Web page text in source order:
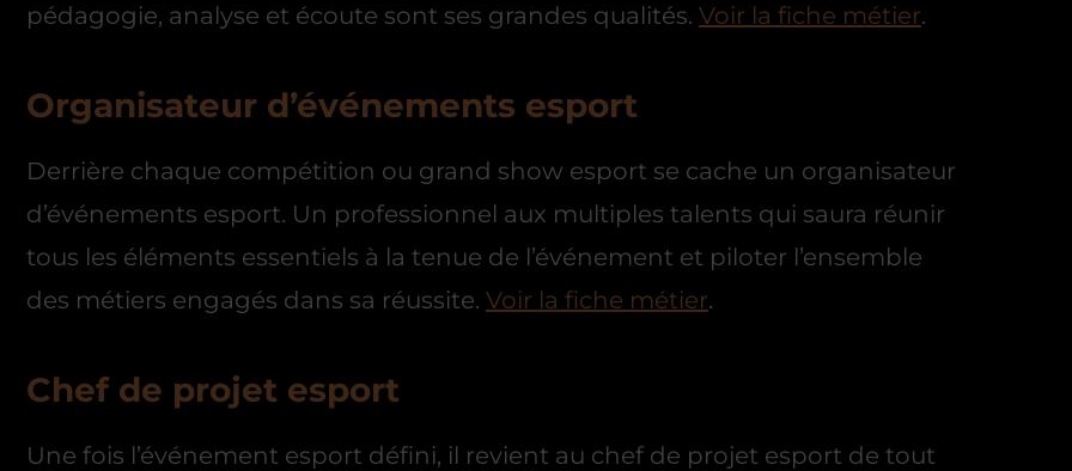
pédagogie, analyse et écoute sont ses grandes qualités. Voir la fiche métier.
Organisateur d’événements esport
Derrière chaque compétition ou grand show esport se cache un organisateur
d’événements esport. Un professionnel aux multiples talents qui saura réunir
tous les éléments essentiels à la tenue de l’événement et piloter l’ensemble
des métiers engagés dans sa réussite. Voir la fiche métier.
Chef de projet esport
Une fois l’événement esport défini, il revient au chef de projet esport de tout